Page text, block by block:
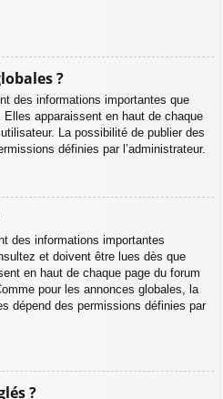
?
des informations importantes que
apparaissent en haut de chaque
La possibilité de publier des
définies par l’administrateur.
des informations importantes
et doivent être lues dès que
en haut de chaque page du forum
pour les annonces globales, la
dépend des permissions définies par
?